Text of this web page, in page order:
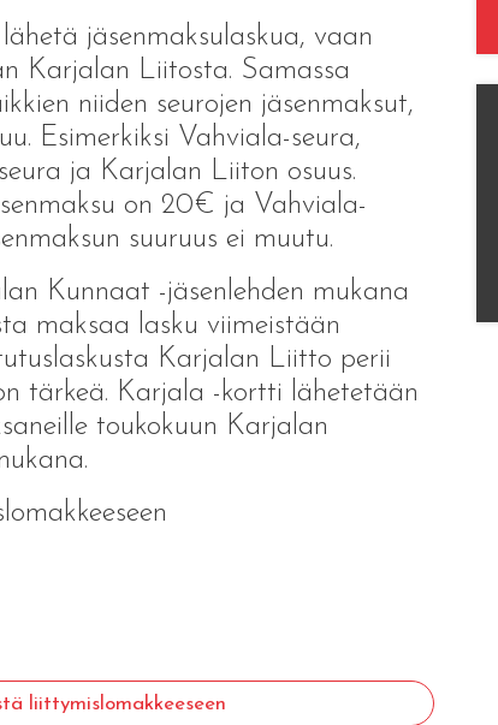
jäsenmaksulaskua, vaan
Karjalan Liitosta. Samassa
niiden seurojen jäsenmaksut,
Esimerkiksi Vahviala-seura,
ja Karjalan Liiton osuus.
on 20€ ja Vahviala-
suuruus ei muutu.
Kunnaat -jäsenlehden mukana
maksaa lasku viimeistään
Karjalan Liitto perii
tärkeä. Karjala -kortti lähetetään
toukokuun Karjalan
liittymislomakkeeseen